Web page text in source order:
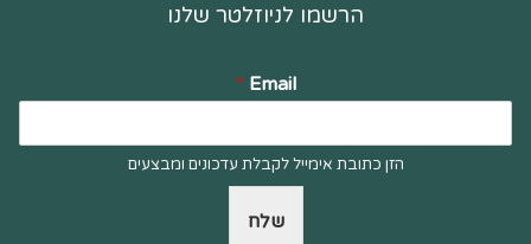
הרשמו לניוזלטר שלנו
Email
*
הזן כתובת אימייל לקבלת עדכונים ומבצעים
שלח